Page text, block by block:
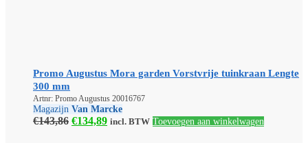
Promo Augustus Mora garden Vorstvrije tuinkraan Lengte
300 mm
Artnr: Promo Augustus 20016767
Magazijn Van Marcke
€143,86 Oorspronkelijke
€134,89Huidige
incl. BTW Toevoegen aan winkelwagen